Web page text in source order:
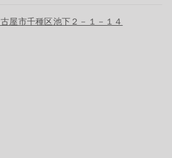
屋市千種区池下２－１－１４